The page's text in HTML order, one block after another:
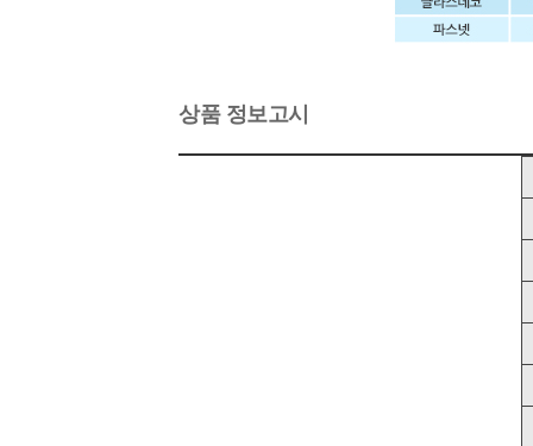
상품 정보고시